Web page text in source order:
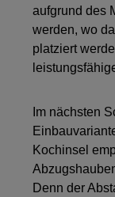
aufgrund des
werden, wo
platziert
Im nächsten
Kochinsel
Denn der